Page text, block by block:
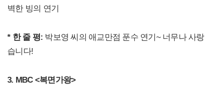
벽한 빙의 연기
* 한 줄 평: 박보영 씨의 애교만점 푼수 연기~ 너무나 사랑
습니다!
3. MBC <복면가왕>